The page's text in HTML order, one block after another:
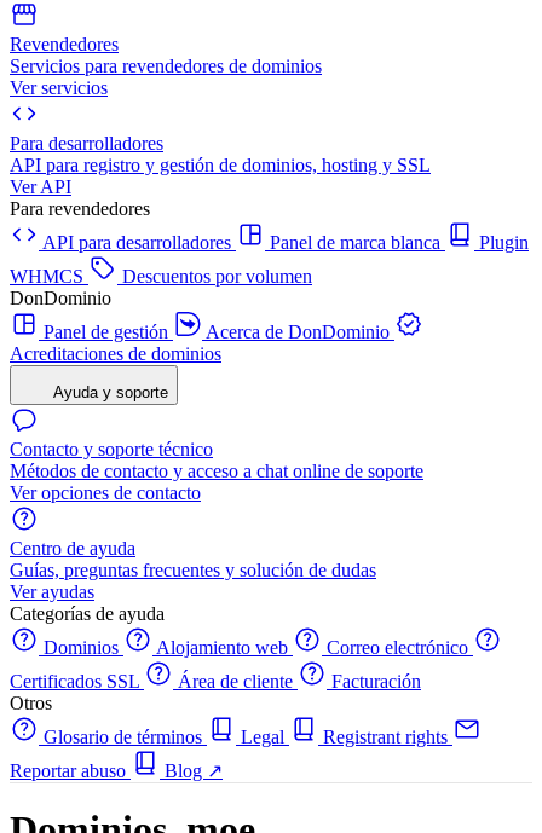
Revendedores
Servicios para revendedores de dominios
Ver servicios
Para desarrolladores
API para registro y gestión de dominios, hosting y SSL
Ver API
Para revendedores
API para desarrolladores
Panel de marca blanca
Plugin
WHMCS
Descuentos por volumen
DonDominio
Panel de gestión
Acerca de DonDominio
Acreditaciones de dominios
Ayuda y soporte
Contacto y soporte técnico
Métodos de contacto y acceso a chat online de soporte
Ver opciones de contacto
Centro de ayuda
Guías, preguntas frecuentes y solución de dudas
Ver ayudas
Categorías de ayuda
Dominios
Alojamiento web
Correo electrónico
Certificados SSL
Área de cliente
Facturación
Otros
Glosario de términos
Legal
Registrant rights
Reportar abuso
Blog ↗